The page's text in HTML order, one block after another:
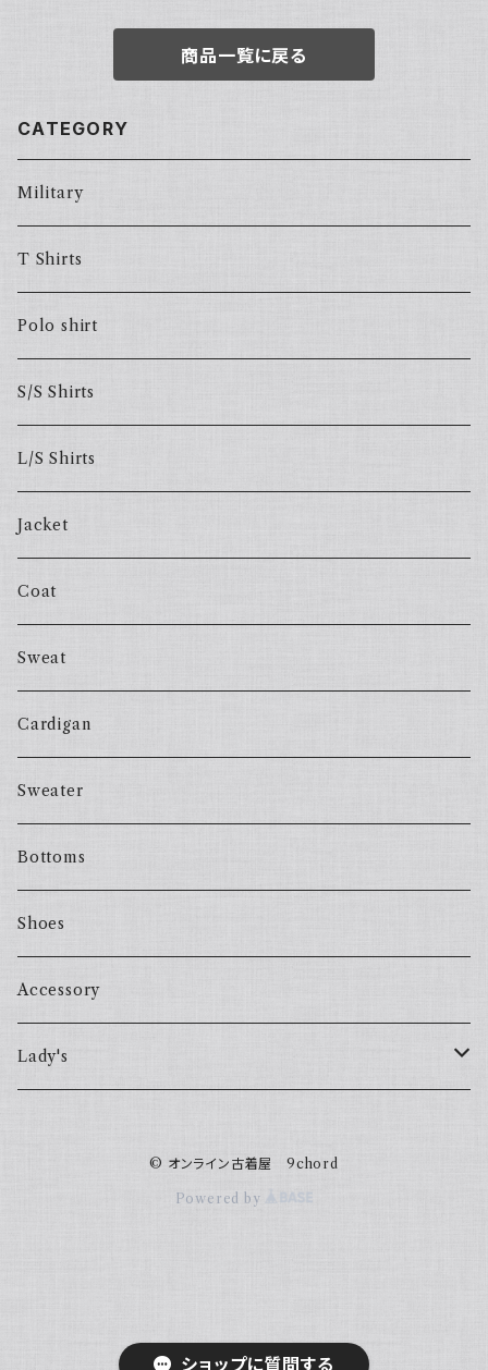
ショップに質問する
商品一覧に戻る
CATEGORY
Military
T Shirts
Polo shirt
S/S Shirts
L/S Shirts
Jacket
Coat
Sweat
Cardigan
Sweater
Bottoms
Shoes
Accessory
Lady's
© オンライン古着屋 9chord
Powered by